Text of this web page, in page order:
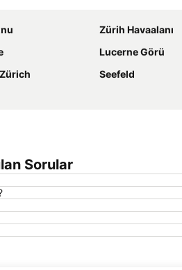
Zürih Havaalanı
Lucerne Görü
Seefeld
Sorular